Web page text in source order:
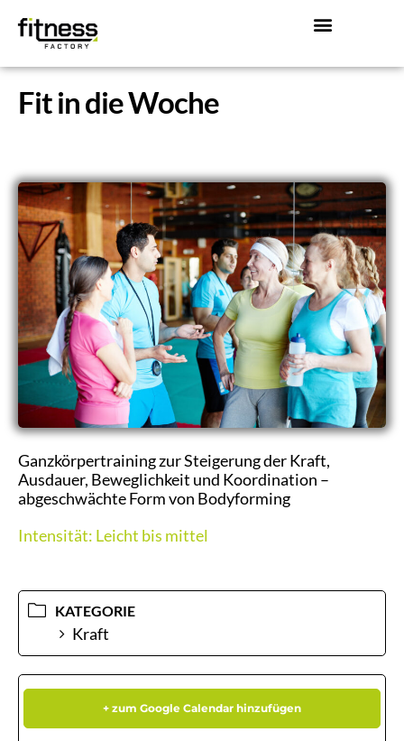
Fit in die Woche
Ganzkörpertraining zur Steigerung der Kraft,
Ausdauer, Beweglichkeit und Koordination –
abgeschwächte Form von Bodyforming
Intensität: Leicht bis mittel
KATEGORIE
Kraft
+ zum Google Calendar hinzufügen